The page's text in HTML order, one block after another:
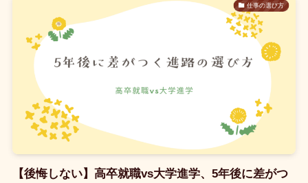
仕事の選び方
【後悔しない】高卒就職vs大学進学、5年後に差がつ